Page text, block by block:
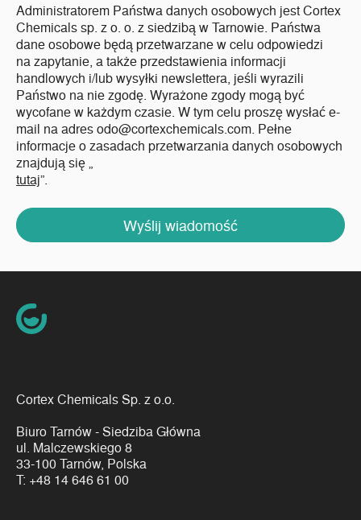
Administratorem Państwa danych osobowych jest Cortex
Chemicals sp. z o. o. z siedzibą w Tarnowie. Państwa
dane osobowe będą przetwarzane w celu odpowiedzi
na zapytanie, a także przedstawienia informacji
handlowych i/lub wysyłki newslettera, jeśli wyrazili
Państwo na nie zgodę. Wyrażone zgody mogą być
wycofane w każdym czasie. W tym celu proszę wysłać e-
mail na adres odo@cortexchemicals.com. Pełne
informacje o zasadach przetwarzania danych osobowych
znajdują się „
tutaj”.
Wyślij wiadomość
Cortex Chemicals Sp. z o.o.
Biuro Tarnów - Siedziba Główna
ul. Malczewskiego 8
33-100 Tarnów, Polska
T: +48 14 646 61 00